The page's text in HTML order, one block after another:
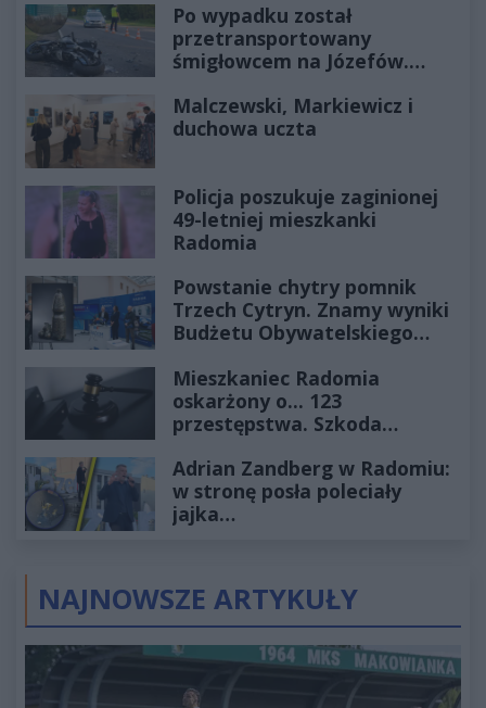
Po wypadku został
przetransportowany
śmigłowcem na Józefów.
Malczewski, Markiewicz i
duchowa uczta
Policja poszukuje zaginionej
49-letniej mieszkanki
Radomia
Powstanie chytry pomnik
Trzech Cytryn. Znamy wyniki
Budżetu Obywatelskiego
Mieszkaniec Radomia
oskarżony o... 123
przestępstwa. Szkoda
złotych
Adrian Zandberg w Radomiu:
w stronę posła poleciały
jajka…
NAJNOWSZE ARTYKUŁY